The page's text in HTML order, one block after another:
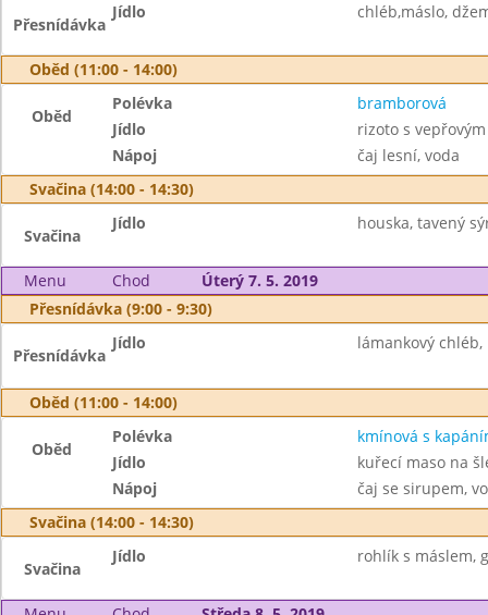
Přesnídávka
Jídlo chléb,máslo,
Oběd (11:00 - 14:00)
Oběd
Polévka
bramborová
Jídlo
rizoto s
Nápoj
čaj lesní, voda
Svačina (14:00 - 14:30)
Svačina
Jídlo houska, tavený
Menu Chod
Úterý 7. 5. 2019
Přesnídávka (9:00 - 9:30)
Přesnídávka
Jídlo lámankový
Oběd (11:00 - 14:00)
Oběd
Polévka
kmínová s
Jídlo
kuřecí maso na
Nápoj
čaj se sirupem,
Svačina (14:00 - 14:30)
Svačina
Jídlo rohlík s máslem,